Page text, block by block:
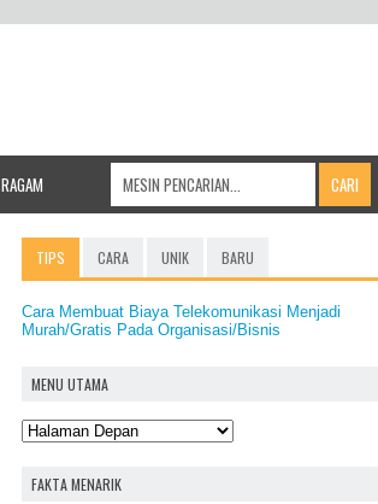
RAGAM
TIPS CARA UNIK BARU
Cara Membuat Biaya Telekomunikasi Menjadi
Murah/Gratis Pada Organisasi/Bisnis
MENU UTAMA
FAKTA MENARIK